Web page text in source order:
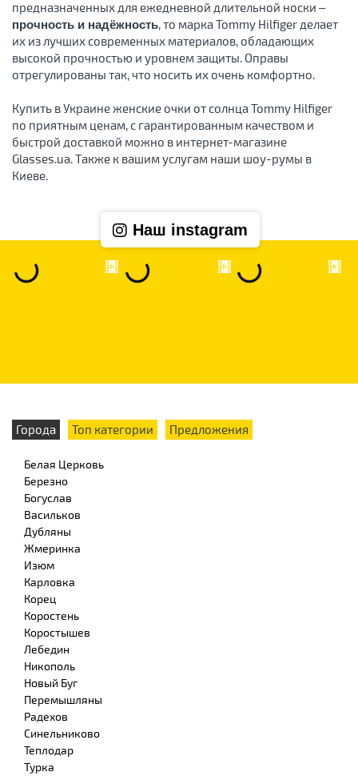
предназначенных для ежедневной длительной носки –
прочность и надёжность, то марка Tommy Hilfiger делает
их из лучших современных материалов, обладающих
высокой прочностью и уровнем защиты. Оправы
отрегулированы так, что носить их очень комфортно.
Купить в Украине женские очки от солнца Tommy Hilfiger
по приятным ценам, с гарантированным качеством и
быстрой доставкой можно в интернет-магазине
Glasses.ua. Также к вашим услугам наши шоу-румы в
Киеве.
Наш instagram
Города Топ категории Предложения
Белая Церковь
Березно
Богуслав
Васильков
Дубляны
Жмеринка
Изюм
Карловка
Корец
Коростень
Коростышев
Лебедин
Никополь
Новый Буг
Перемышляны
Радехов
Синельниково
Теплодар
Турка